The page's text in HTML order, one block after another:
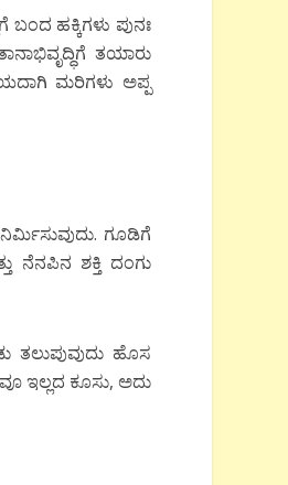
ಬಂದ ಹಕ್ಕಿಗಳು ಪುನಃ
ತಯಾರು
ಮರಿಗಳು ಅಪ್ಪ
ಗೂಡಿಗೆ
ನೆನಪಿನ ಶಕ್ತಿ ದಂಗು
ತಲುಪುವುದು ಹೊಸ
ಇಲ್ಲದ ಕೂಸು, ಅದು